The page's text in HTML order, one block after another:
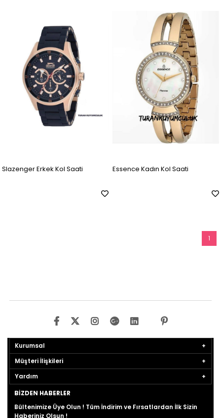
Slazenger Erkek Kol Saati Essence Kadın Kol Saati
1
Kurumsal
Müşteri İlişkileri
Yardım
BIZDEN HABERLER
Bültenimize Üye Olun ! Tüm İndirim ve Fırsatlardan İlk Sizin
Haberiniz Olsun !